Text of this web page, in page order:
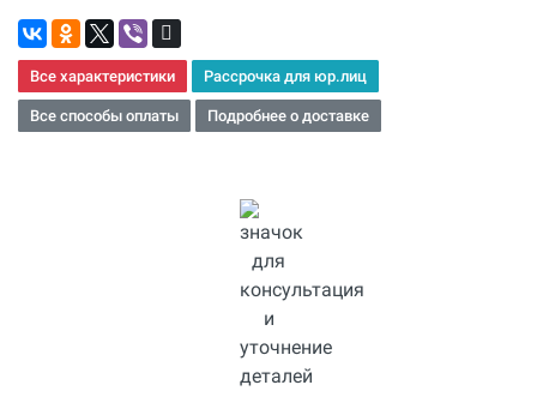
Все характеристики Рассрочка для юр.лиц
Все способы оплаты Подробнее о доставке